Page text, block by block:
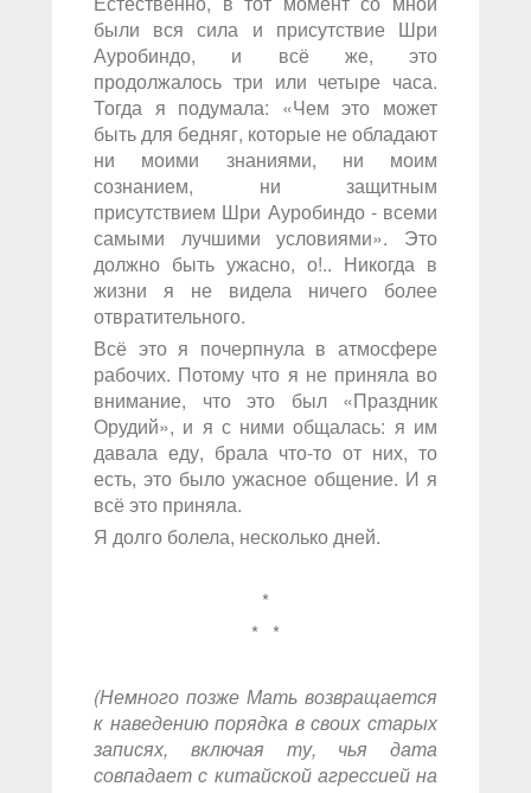
были вся сила и присутствие Шри
Ауробиндо, и всё же, это
продолжалось три или четыре часа.
Тогда я подумала: «Чем это может
быть для бедняг, которые не обладают
ни моими знаниями, ни моим
сознанием, ни защитным
присутствием Шри Ауробиндо - всеми
самыми лучшими условиями». Это
должно быть ужасно, о!.. Никогда в
жизни я не видела ничего более
отвратительного.
Всё это я почерпнула в атмосфере
рабочих. Потому что я не приняла во
внимание, что это был «Праздник
Орудий», и я с ними общалась: я им
давала еду, брала что-то от них, то
есть, это было ужасное общение. И я
всё это приняла.
Я долго болела, несколько дней.
*
* *
(Немного позже Мать возвращается
к наведению порядка в своих старых
записях, включая ту, чья дата
совпадает с китайской агрессией на